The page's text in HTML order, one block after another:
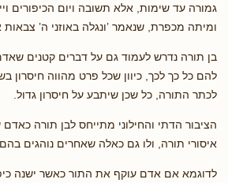
גמורה עד שימות, אלא תשובה ויום הכיפורים
ומיתה מכפרת, שנאמר ’ונגלה באוזני ה’ צבאות
בן תורה נדרש לעמוד גם על דברים קטנים
להם כל כך לכך, כיוון שכל פרט מהווה חיסרון
לכתר התורה, כל שכן שיתבע על חיסרון גדול.
הציבור הדתי והחילוני מתייחס לבן תורה
איסורי תורה, ולו גם כאלה שאחרים נוהגים
לדוגמא אם אדם עוקף את התור כאשר ישנה